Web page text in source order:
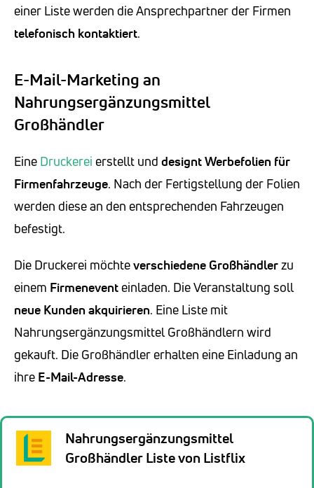
einer Liste werden die Ansprechpartner der Firmen
telefonisch kontaktiert.
E-Mail-Marketing an
Nahrungsergänzungsmittel
Großhändler
Eine Druckerei erstellt und designt Werbefolien für
Firmenfahrzeuge. Nach der Fertigstellung der Folien
werden diese an den entsprechenden Fahrzeugen
befestigt.
Die Druckerei möchteverschiedene Großhändlerzu
einem Firmenevent einladen. Die Veranstaltung soll
neue Kunden akquirieren. Eine Liste mit
Nahrungsergänzungsmittel Großhändlern wird
gekauft. Die Großhändler erhalten eine Einladung an
ihre E-Mail-Adresse.
Nahrungsergänzungsmittel
Großhändler Liste von Listflix